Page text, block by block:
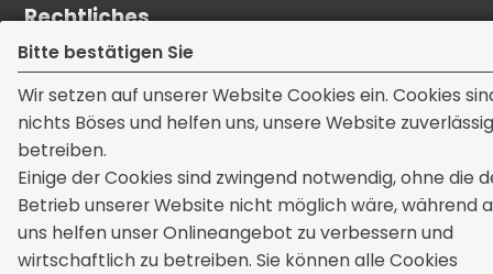
Bitte bestätigen Sie
Wir setzen auf unserer Website Cookies ein. Cookies
nichts Böses und helfen uns, unsere Website
betreiben.
Einige der Cookies sind zwingend notwendig, ohne die
Betrieb unserer Website nicht möglich wäre, während
uns helfen unser Onlineangebot zu verbessern und
wirtschaftlich zu betreiben. Sie können alle Cookies
Rechtliches
Impressum
Erstinformation
Datenschutz
Bildnachweise
Cookie-Einstellungen